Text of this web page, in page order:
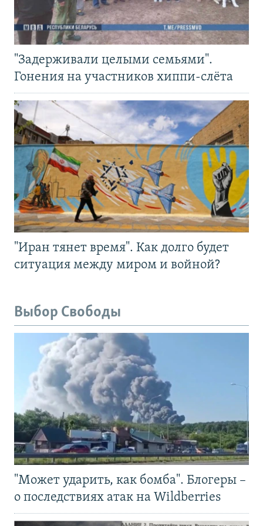
"Задерживали целыми семьями".
Гонения на участников хиппи-слёта
"Иран тянет время". Как долго будет
ситуация между миром и войной?
Выбор Свободы
"Может ударить, как бомба". Блогеры –
о последствиях атак на Wildberries